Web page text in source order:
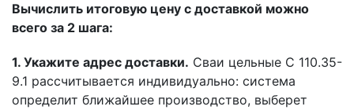
Вычислить итоговую цену с доставкой можно
всего за 2 шага:
1. Укажите адрес доставки. Сваи цельные С 110.35-
9.1 рассчитывается индивидуально: система
определит ближайшее производство, выберет